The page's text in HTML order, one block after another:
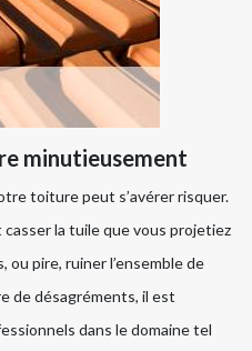
minutieusement
toiture peut s’avérer risquer.
la tuile que vous projetiez
ou pire, ruiner l’ensemble de
de désagréments, il est
dans le domaine tel